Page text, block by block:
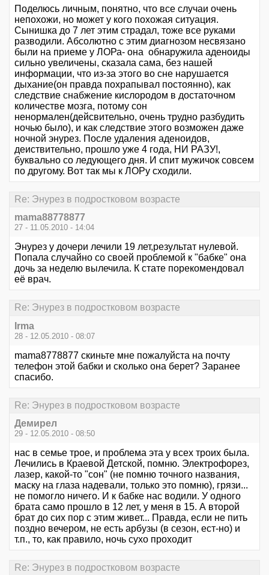
Поделюсь личным, понятно, что все случаи очень
непохожи, но может у кого похожая ситуация.
Сынишка до 7 лет этим страдал, тоже все руками
разводили. Абсолютно с этим диагнозом несвязано
были на приеме у ЛОРа- она обнаружила аденоиды
сильно увеличены, сказала сама, без нашей
информации, что из-за этого во сне нарушается
дыхание(он правда похрапывал постоянно), как
следствие снабжение кислородом в достаточном
количестве мозга, потому сон
ненормален(дейсвительно, очень трудно разбудить
ночью было), и как следствие этого возможен даже
ночной энурез. После удаления аденоидов,
деиствительно, прошло уже 4 года, НИ РАЗУ!,
буквально со ледующего дня. И спит мужичок совсем
по другому. Вот так мы к ЛОРу сходили.
Re: Энурез в подростковом возрасте
mama88778877
27 - 11.05.2010 - 14:04
Энурез у дочери лечили 19 лет,результат нулевой.
Попала случайно со своей проблемой к "бабке" она
дочь за неделю вылечила. К стате порекомендовал
её врач.
Re: Энурез в подростковом возрасте
Irma
28 - 12.05.2010 - 08:07
mama8778877 скиньте мне пожалуйста на почту
телефон этой бабки и сколько она берет? Заранее
спасибо.
Re: Энурез в подростковом возрасте
Демирел
29 - 12.05.2010 - 08:50
нас в семье трое, и проблема эта у всех троих была.
Лечились в Краевой Детской, помню. Электрофорез,
лазер, какой-то "сон" (не помню точного названия,
маску на глаза надевали, только это помню), грязи...
не помогло ничего. И к бабке нас водили. У одного
брата само прошло в 12 лет, у меня в 15. А второй
брат до сих пор с этим живет... Правда, если не пить
поздно вечером, не есть арбузы (в сезон, ест-но) и
т.п., то, как правило, ночь сухо проходит
Re: Энурез в подростковом возрасте